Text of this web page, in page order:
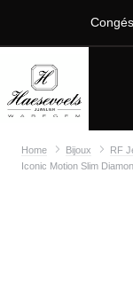
Home Bijoux
RF
Iconic Motion Slim